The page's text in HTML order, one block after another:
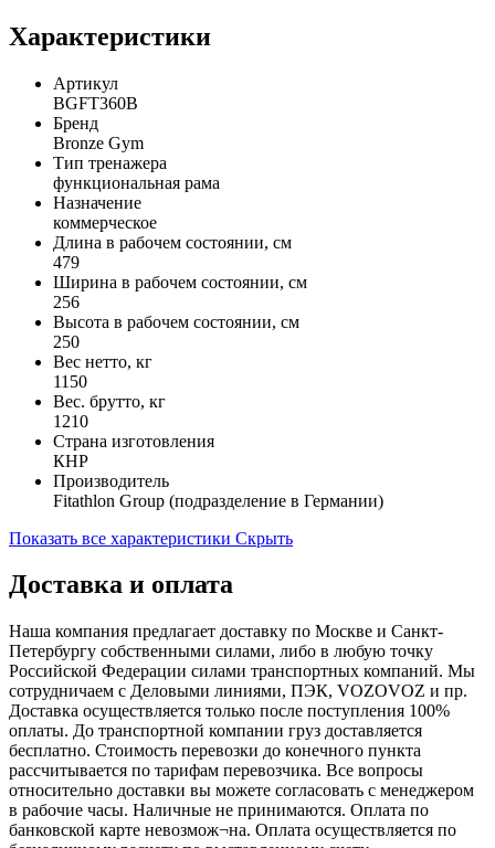
Характеристики
Артикул
BGFT360B
Бренд
Bronze Gym
Тип тренажера
функциональная рама
Назначение
коммерческое
Длина в рабочем состоянии, см
479
Ширина в рабочем состоянии, см
256
Высота в рабочем состоянии, см
250
Вес нетто, кг
1150
Вес. брутто, кг
1210
Страна изготовления
КНР
Производитель
Fitathlon Group (подразделение в Германии)
Показать все характеристики Скрыть
Доставка и оплата
Наша компания предлагает доставку по Москве и Санкт-
Петербургу собственными силами, либо в любую точку
Российской Федерации силами транспортных компаний. Мы
сотрудничаем с Деловыми линиями, ПЭК, VOZOVOZ и пр.
Доставка осуществляется только после поступления 100%
оплаты. До транспортной компании груз доставляется
бесплатно. Стоимость перевозки до конечного пункта
рассчитывается по тарифам перевозчика. Все вопросы
относительно доставки вы можете согласовать с менеджером
в рабочие часы. Наличные не принимаются. Оплата по
банковской карте невозмож¬на. Оплата осуществляется по